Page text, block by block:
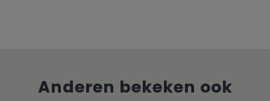
Anderen bekeken ook